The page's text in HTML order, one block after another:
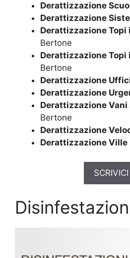
Derattizzazione
Derattizzazione
Derattizzazione Topi
Bertone
Derattizzazione Topi
Bertone
Derattizzazione
Derattizzazione
Derattizzazione
Bertone
Derattizzazione
Derattizzazione Ville
SCRIVICI